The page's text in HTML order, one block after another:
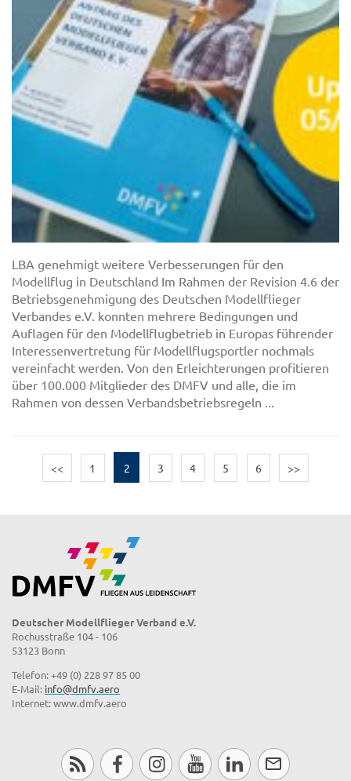
LBA genehmigt weitere Verbesserungen für den
Modellflug in Deutschland Im Rahmen der Revision 4.6 der
Betriebsgenehmigung des Deutschen Modellflieger
Verbandes e.V. konnten mehrere Bedingungen und
Auflagen für den Modellflugbetrieb in Europas führender
Interessenvertretung für Modellflugsportler nochmals
vereinfacht werden. Von den Erleichterungen profitieren
über 100.000 Mitglieder des DMFV und alle, die im
Rahmen von dessen Verbandsbetriebsregeln ...
<< 1 2 3 4 5 6 >>
Deutscher Modellflieger Verband e.V.
Rochusstraße 104 - 106
53123 Bonn
Telefon: +49 (0) 228 97 85 00
E-Mail: info@dmfv.aero
Internet: www.dmfv.aero